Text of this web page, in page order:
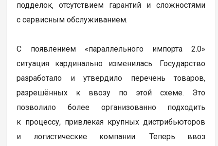
подделок, отсутствием гарантий и сложностями
с сервисным обслуживанием.
С появлением «параллельного импорта 2.0»
ситуация кардинально изменилась. Государство
разработало и утвердило перечень товаров,
разрешённых к ввозу по этой схеме. Это
позволило более организованно подходить
к процессу, привлекая крупных дистрибьюторов
и логистические компании. Теперь ввоз